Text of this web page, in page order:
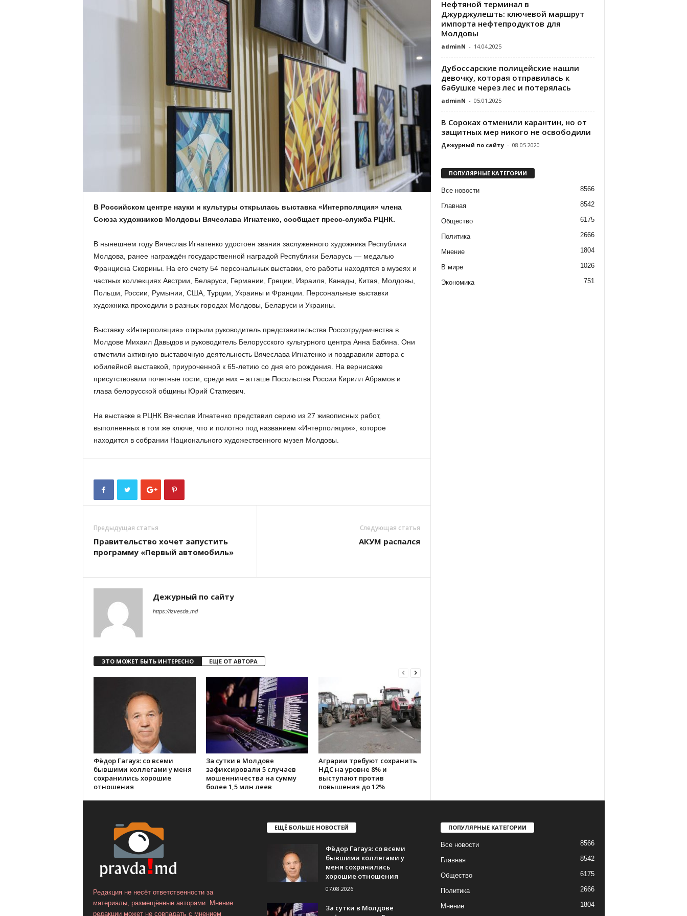
В Российском центре науки и культуры открылась выставка «Интерполяция» члена
Союза художников Молдовы Вячеслава Игнатенко, сообщает пресс-служба РЦНК.
В нынешнем году Вячеслав Игнатенко удостоен звания заслуженного художника Республики
Молдова, ранее награждён государственной наградой Республики Беларусь — медалью
Франциска Скорины. На его счету 54 персональных выставки, его работы находятся в музеях и
частных коллекциях Австрии, Беларуси, Германии, Греции, Израиля, Канады, Китая, Молдовы,
Польши, России, Румынии, США, Турции, Украины и Франции. Персональные выставки
художника проходили в разных городах Молдовы, Беларуси и Украины.
Выставку «Интерполяция» открыли руководитель представительства Россотрудничества в
Молдове Михаил Давыдов и руководитель Белорусского культурного центра Анна Бабина. Они
отметили активную выставочную деятельность Вячеслава Игнатенко и поздравили автора с
юбилейной выставкой, приуроченной к 65-летию со дня его рождения. На вернисаже
присутствовали почетные гости, среди них – атташе Посольства России Кирилл Абрамов и
глава белорусской общины Юрий Статкевич.
На выставке в РЦНК Вячеслав Игнатенко представил серию из 27 живописных работ,
выполненных в том же ключе, что и полотно под названием «Интерполяция», которое
находится в собрании Национального художественного музея Молдовы.
Предыдущая статья
Правительство хочет запустить
программу «Первый автомобиль»
Следующая статья
АКУМ распался
Дежурный по сайту
https://izvestia.md
ЭТО МОЖЕТ БЫТЬ ИНТЕРЕСНО ЕЩЕ ОТ АВТОРА
Фёдор Гагауз: со всеми
бывшими коллегами у меня
сохранились хорошие
отношения
За сутки в Молдове
зафиксировали 5 случаев
мошенничества на сумму
более 1,5 млн леев
Аграрии требуют сохранить
НДС на уровне 8% и
выступают против
повышения до 12%
Нефтяной терминал в
Джурджулешть: ключевой маршрут
импорта нефтепродуктов для
Молдовы
adminN - 14.04.2025
Дубоссарские полицейские нашли
девочку, которая отправилась к
бабушке через лес и потерялась
adminN - 05.01.2025
В Сороках отменили карантин, но от
защитных мер никого не освободили
Дежурный по сайту - 08.05.2020
ПОПУЛЯРНЫЕ КАТЕГОРИИ
Все новости 8566
Главная 8542
Общество 6175
Политика 2666
Мнение 1804
В мире 1026
Экономика 751
Редакция не несёт ответственности за
материалы, размещённые авторами. Мнение
редакции может не совпадать с мнением
ЕЩЁ БОЛЬШЕ НОВОСТЕЙ
Фёдор Гагауз: со всеми
бывшими коллегами у
меня сохранились
хорошие отношения
07.08.2026
За сутки в Молдове
ПОПУЛЯРНЫЕ КАТЕГОРИИ
Все новости 8566
Главная 8542
Общество 6175
Политика 2666
Мнение
1804